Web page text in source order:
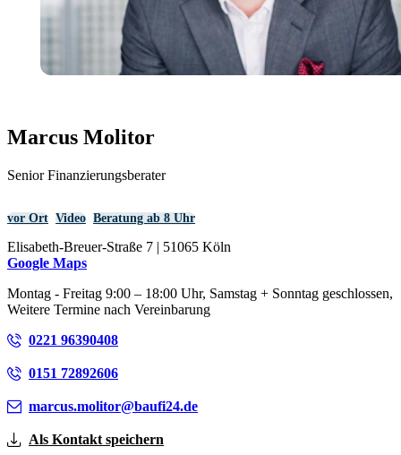
Marcus Molitor
Senior Finanzierungsberater
vor Ort Video Beratung ab 8 Uhr
Elisabeth-Breuer-Straße 7 | 51065 Köln
Google Maps
Montag - Freitag 9:00 – 18:00 Uhr, Samstag + Sonntag geschlossen,
Weitere Termine nach Vereinbarung
0221 96390408
0151 72892606
marcus.molitor@baufi24.de
Als Kontakt speichern